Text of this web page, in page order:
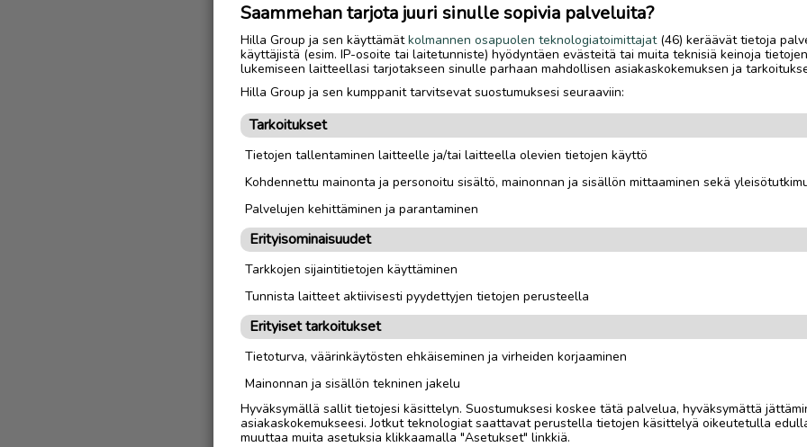
Luetuimmat
Saariselälle – viisi
löytyy varmasti
MAINOSJULKAISUN
Saammehan tarjota juuri sinulle sopivia palveluita?
Hilla Group ja sen käyttämätkolmannen osapuolen teknologiatoimittajat(46) keräävät tietoja
käyttäjistä (esim. IP-osoite tai laitetunniste) hyödyntäen evästeitä tai muita teknisiä keinoja
lukemiseen laitteellasi tarjotakseen sinulle parhaan mahdollisen asiakaskokemuksen ja
Hilla Group ja sen kumppanit tarvitsevat suostumuksesi seuraaviin:
Tarkoitukset
Tietojen tallentaminen laitteelle ja/tai laitteella olevien tietojen käyttö
Kohdennettu mainonta ja personoitu sisältö, mainonnan ja sisällön mittaaminen sekä
Palvelujen kehittäminen ja parantaminen
Erityisominaisuudet
Tarkkojen sijaintitietojen käyttäminen
Tunnista laitteet aktiivisesti pyydettyjen tietojen perusteella
Erityiset tarkoitukset
Tietoturva, väärinkäytösten ehkäiseminen ja virheiden korjaaminen
Mainonnan ja sisällön tekninen jakelu
Hyväksymällä sallit tietojesi käsittelyn. Suostumuksesi koskee tätä palvelua, hyväksymättä
asiakaskokemukseesi. Jotkut teknologiat saattavat perustella tietojen käsittelyä oikeutetulla
muuttaa muita asetuksia klikkaamalla "Asetukset" linkkiä.